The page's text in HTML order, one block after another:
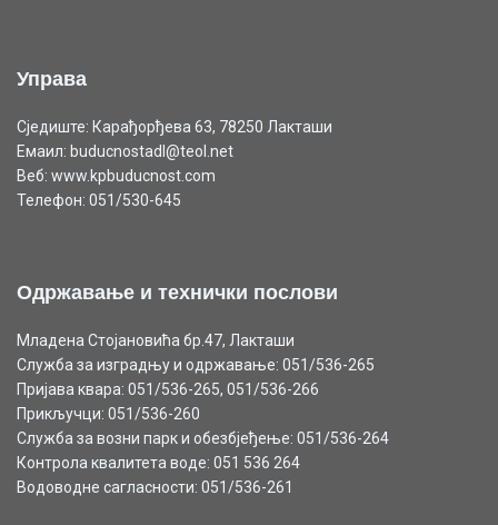
Управа
Сједиште: Карађорђева 63, 78250 Лакташи
Емаил: buducnostadl@teol.net
Веб: www.kpbuducnost.com
Телефон: 051/530-645
Одржавање и технички послови
Младена Стојановића бр.47, Лакташи
Служба за изградњу и одржавање: 051/536-265
Пријава квара: 051/536-265, 051/536-266
Прикључци: 051/536-260
Служба за возни парк и обезбјеђење: 051/536-264
Контрола квалитета воде: 051 536 264
Водоводне сагласности: 051/536-261